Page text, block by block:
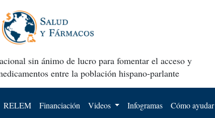
sin ánimo de lucro para fomentar el acceso y
entre la población hispano-parlante
RELEM Financiación Videos Infogramas Cómo ayudar